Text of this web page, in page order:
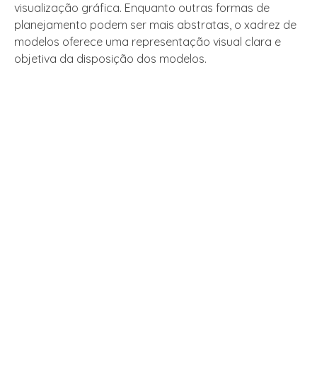
visualização gráfica. Enquanto outras formas de
planejamento podem ser mais abstratas, o xadrez de
modelos oferece uma representação visual clara e
objetiva da disposição dos modelos.